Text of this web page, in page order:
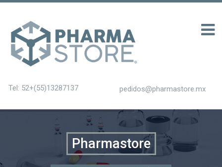
Tel: 52+(55)13287137 pedidos@pharmastore.mx
Pharmastore